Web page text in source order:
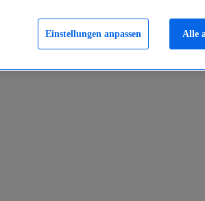
2025
Einstellungen anpassen Alle